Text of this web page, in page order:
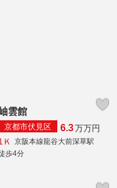
雲館
京都市伏見区 6.3万万円
Ｋ
京阪本線龍谷大前深草駅
歩4分